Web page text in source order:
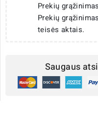
Prekių grąžinimas
Prekių
teisės aktais.
Saugaus